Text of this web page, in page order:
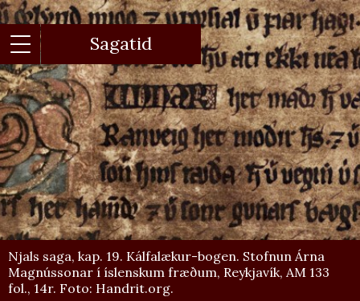
Gå
til
hovedindhold
Sagatid
Njals saga, kap. 19. Kálfalækur-bogen. Stofnun Árna
Magnússonar í íslenskum fræðum, Reykjavík, AM 133
fol., 14r. Foto: Handrit.org.